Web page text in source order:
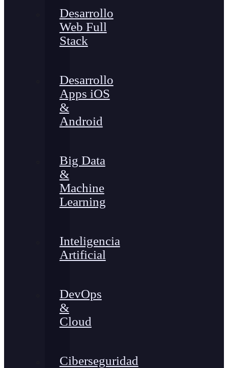
Desarrollo
Web Full
Stack
Desarrollo
Apps iOS
&
Android
Big Data
&
Machine
Learning
Inteligencia
Artificial
DevOps
&
Cloud
Ciberseguridad